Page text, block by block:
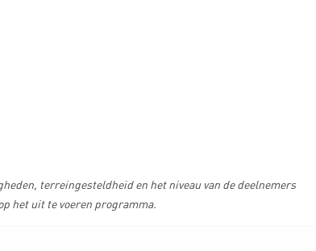
terreingesteldheid en het niveau van de deelnemers
het uit te voeren programma.